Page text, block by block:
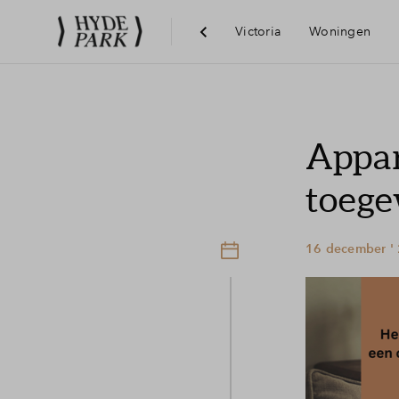
Victoria Woningen
16 december '